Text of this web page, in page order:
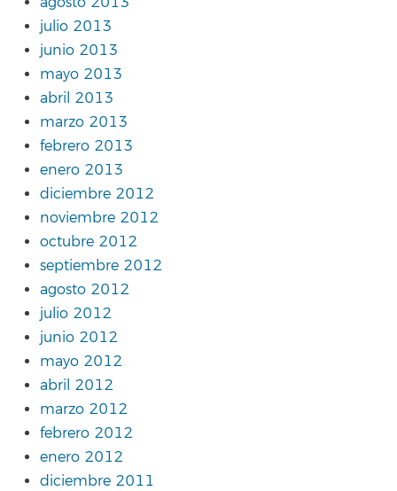
julio 2013
junio 2013
mayo 2013
abril 2013
marzo 2013
febrero 2013
enero 2013
diciembre 2012
noviembre 2012
octubre 2012
septiembre 2012
agosto 2012
julio 2012
junio 2012
mayo 2012
abril 2012
marzo 2012
febrero 2012
enero 2012
diciembre 2011